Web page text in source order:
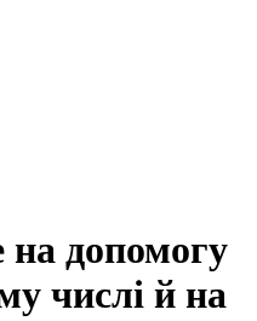
допомогу
числі й на